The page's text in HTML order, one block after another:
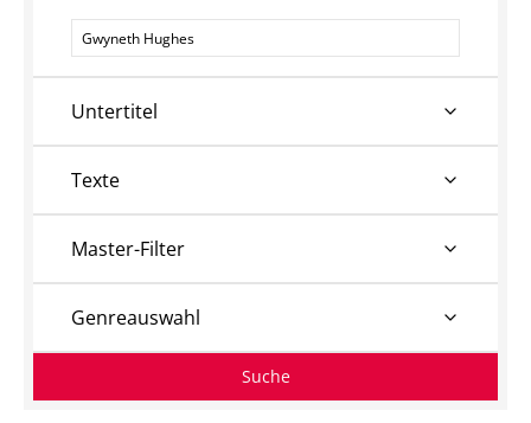
Personen
Untertitel
Texte
Master-Filter
Genreauswahl
Suche